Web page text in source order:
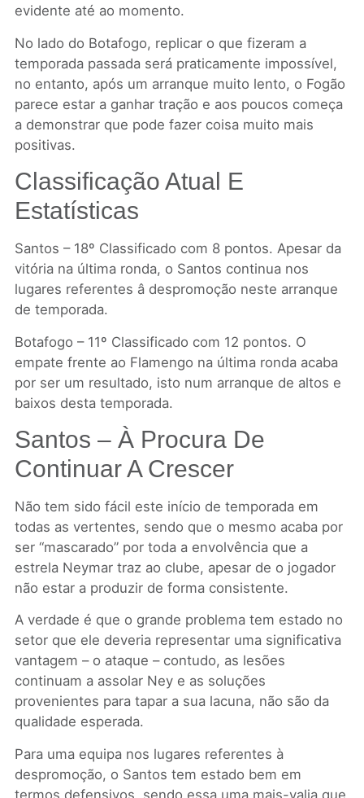
evidente até ao momento.
No lado do Botafogo, replicar o que fizeram a
temporada passada será praticamente impossível,
no entanto, após um arranque muito lento, o Fogão
parece estar a ganhar tração e aos poucos começa
a demonstrar que pode fazer coisa muito mais
positivas.
Classificação Atual E
Estatísticas
Santos – 18º Classificado com 8 pontos. Apesar da
vitória na última ronda, o Santos continua nos
lugares referentes â despromoção neste arranque
de temporada.
Botafogo – 11º Classificado com 12 pontos. O
empate frente ao Flamengo na última ronda acaba
por ser um resultado, isto num arranque de altos e
baixos desta temporada.
Santos – À Procura De
Continuar A Crescer
Não tem sido fácil este início de temporada em
todas as vertentes, sendo que o mesmo acaba por
ser “mascarado” por toda a envolvência que a
estrela Neymar traz ao clube, apesar de o jogador
não estar a produzir de forma consistente.
A verdade é que o grande problema tem estado no
setor que ele deveria representar uma significativa
vantagem – o ataque – contudo, as lesões
continuam a assolar Ney e as soluções
provenientes para tapar a sua lacuna, não são da
qualidade esperada.
Para uma equipa nos lugares referentes à
despromoção, o Santos tem estado bem em
termos defensivos, sendo essa uma mais-valia que